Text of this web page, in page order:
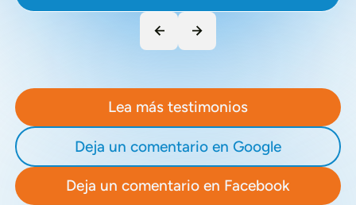
Lea más testimonios
Deja un comentario en Google
Deja un comentario en Facebook